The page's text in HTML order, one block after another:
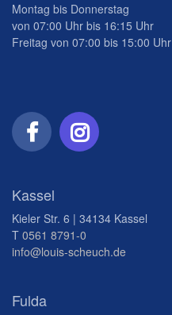
Montag bis Donnerstag
von 07:00 Uhr bis 16:15 Uhr
Freitag von 07:00 bis 15:00 Uhr
Kassel
Kieler Str. 6 | 34134 Kassel
T 0561 8791-0
info@louis-scheuch.de
Fulda